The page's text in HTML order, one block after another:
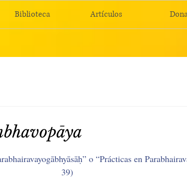
Biblioteca Artículos
o “Prácticas en
39)